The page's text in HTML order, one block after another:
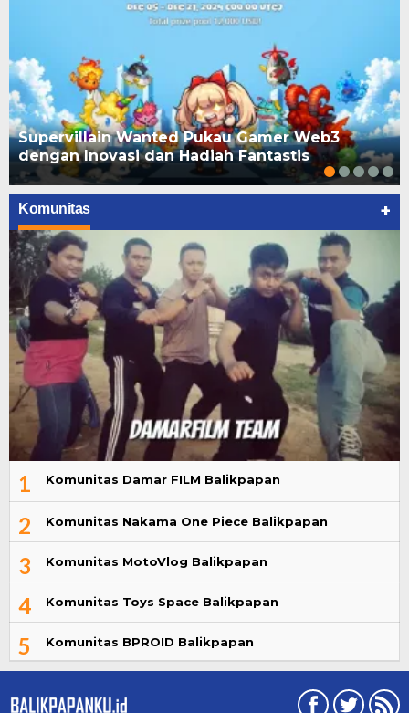
Supervillain Wanted Pukau Gamer Web3
dengan Inovasi dan Hadiah Fantastis
Komunitas +
1 Komunitas Damar FILM Balikpapan
2 Komunitas Nakama One Piece Balikpapan
3 Komunitas MotoVlog Balikpapan
4 Komunitas Toys Space Balikpapan
5 Komunitas BPROID Balikpapan